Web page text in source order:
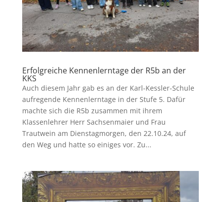
Erfolgreiche Kennenlerntage der R5b an der
KKS
Auch diesem Jahr gab es an der Karl-Kessler-Schule
aufregende Kennenlerntage in der Stufe 5. Dafür
machte sich die R5b zusammen mit ihrem
Klassenlehrer Herr Sachsenmaier und Frau
Trautwein am Dienstagmorgen, den 22.10.24, auf
den Weg und hatte so einiges vor. Zu...